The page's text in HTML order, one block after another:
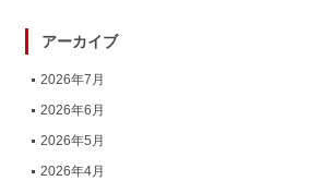
アーカイブ
2026年7月
2026年6月
2026年5月
2026年4月